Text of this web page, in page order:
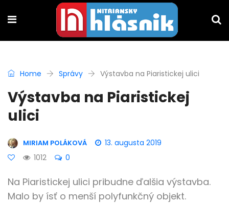
Home Správy Výstavba na Piaristickej ulici
Výstavba na Piaristickej
ulici
MIRIAM POLÁKOVÁ
13. augusta 2019
1012
0
Na Piaristickej ulici pribudne ďalšia výstavba.
Malo by ísť o menší polyfunkčný objekt.